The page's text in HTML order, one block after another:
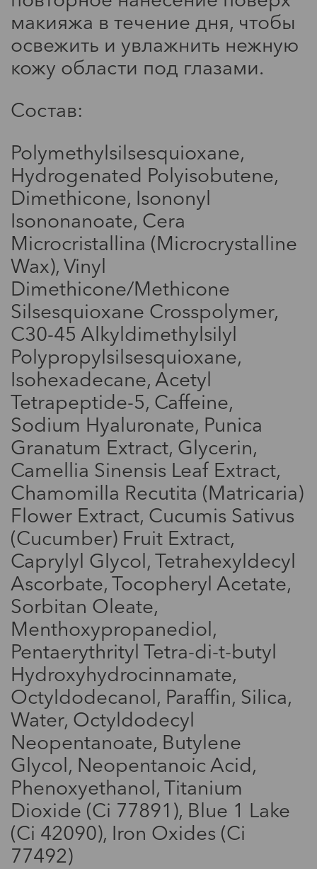
Мода
Маска для сна
Мода
Стильные и доступные вазы
Мода
Звездный стиль: Ребекка
Фергюссон
Мода
Уютные теплые платья
макияжа в течение дня, чтобы
освежить и увлажнить нежную
кожу области под глазами.
Состав:
Polymethylsilsesquioxane,
Hydrogenated Polyisobutene,
Dimethicone, Isononyl
Isononanoate, Cera
Microcristallina (Microcrystalline
Wax), Vinyl
Dimethicone/Methicone
Silsesquioxane Crosspolymer,
C30-45 Alkyldimethylsilyl
Polypropylsilsesquioxane,
Isohexadecane, Acetyl
Tetrapeptide-5, Caffeine,
Sodium Hyaluronate, Punica
Granatum Extract, Glycerin,
Camellia Sinensis Leaf Extract,
Chamomilla Recutita (Matricaria)
Flower Extract, Cucumis Sativus
(Cucumber) Fruit Extract,
Caprylyl Glycol, Tetrahexyldecyl
Ascorbate, Tocopheryl Acetate,
Sorbitan Oleate,
Menthoxypropanediol,
Pentaerythrityl Tetra-di-t-butyl
Hydroxyhydrocinnamate,
Octyldodecanol, Paraffin, Silica,
Water, Octyldodecyl
Neopentanoate, Butylene
Glycol, Neopentanoic Acid,
Phenoxyethanol, Titanium
Dioxide (Ci 77891), Blue 1 Lake
(Ci 42090), Iron Oxides (Ci
77492)